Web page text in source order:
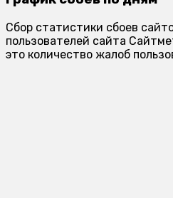
Сбор статистики сбоев
пользователей сайта
это количество жалоб